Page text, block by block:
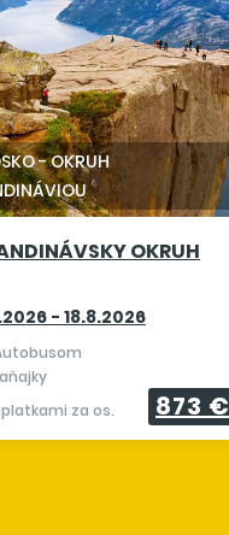
-OKRUH
OKRUH
- 18.8.2026
za os.
873 €